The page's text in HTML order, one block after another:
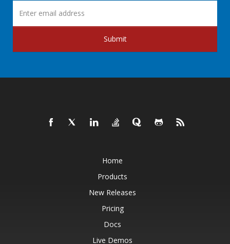
Submit
Home
Products
New Releases
Pricing
Docs
Live Demos